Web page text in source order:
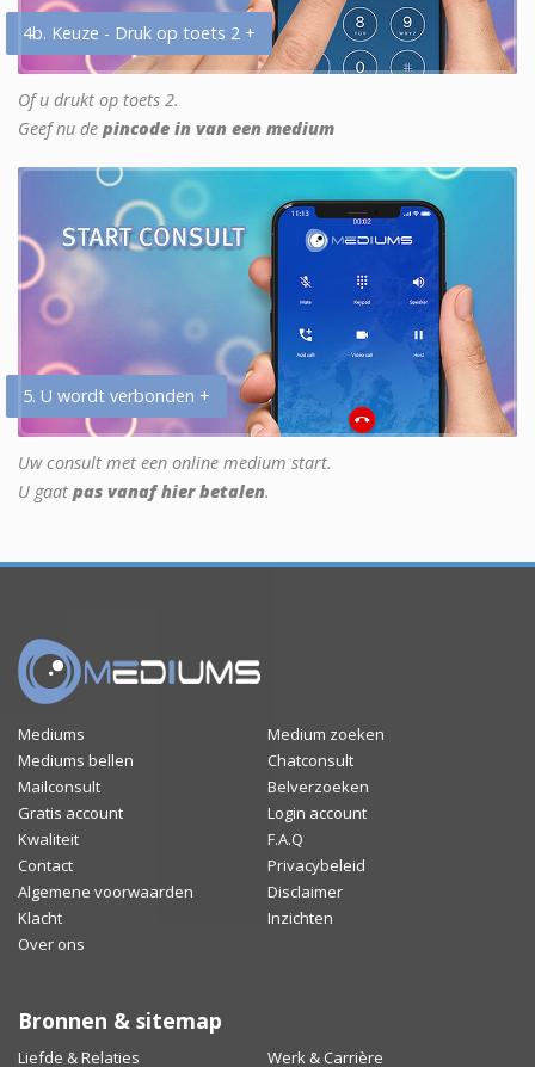
4b. Keuze - Druk op toets 2 +
Of u drukt op toets 2.
Geef nu de pincode in van een medium
5. U wordt verbonden +
Uw consult met een online medium start.
U gaat pas vanaf hier betalen.
Mediums
Medium zoeken
Mediums bellen
Chatconsult
Mailconsult
Belverzoeken
Gratis account
Login account
Kwaliteit
F.A.Q
Contact
Privacybeleid
Algemene voorwaarden
Disclaimer
Klacht
Inzichten
Over ons
Bronnen & sitemap
Liefde & Relaties Werk & Carrière